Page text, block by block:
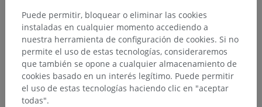
Puede permitir, bloquear o eliminar las cookies
instaladas en cualquier momento accediendo a
nuestra herramienta de configuración de cookies. Si no
permite el uso de estas tecnologías, consideraremos
que también se opone a cualquier almacenamiento de
cookies basado en un interés legítimo. Puede permitir
el uso de estas tecnologías haciendo clic en "aceptar
todas".